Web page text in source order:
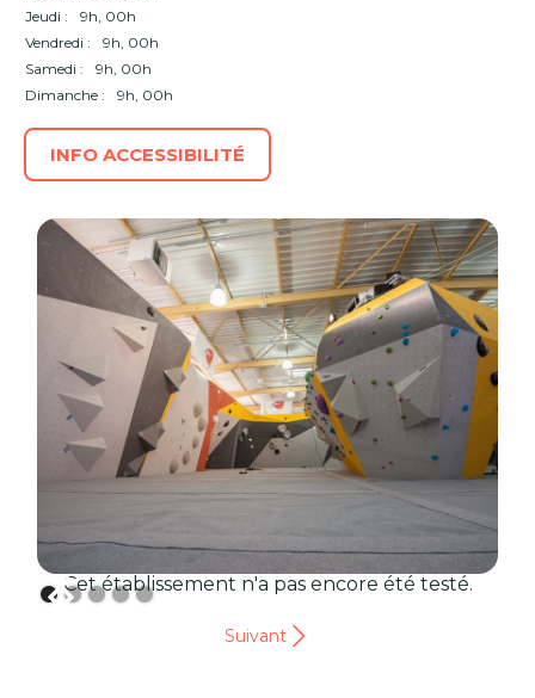
Jeudi :
9h, 00h
Vendredi :
9h, 00h
Samedi :
9h, 00h
Dimanche :
9h, 00h
INFO ACCESSIBILITÉ
Cet établissement n'a pas encore été testé.
Suivant